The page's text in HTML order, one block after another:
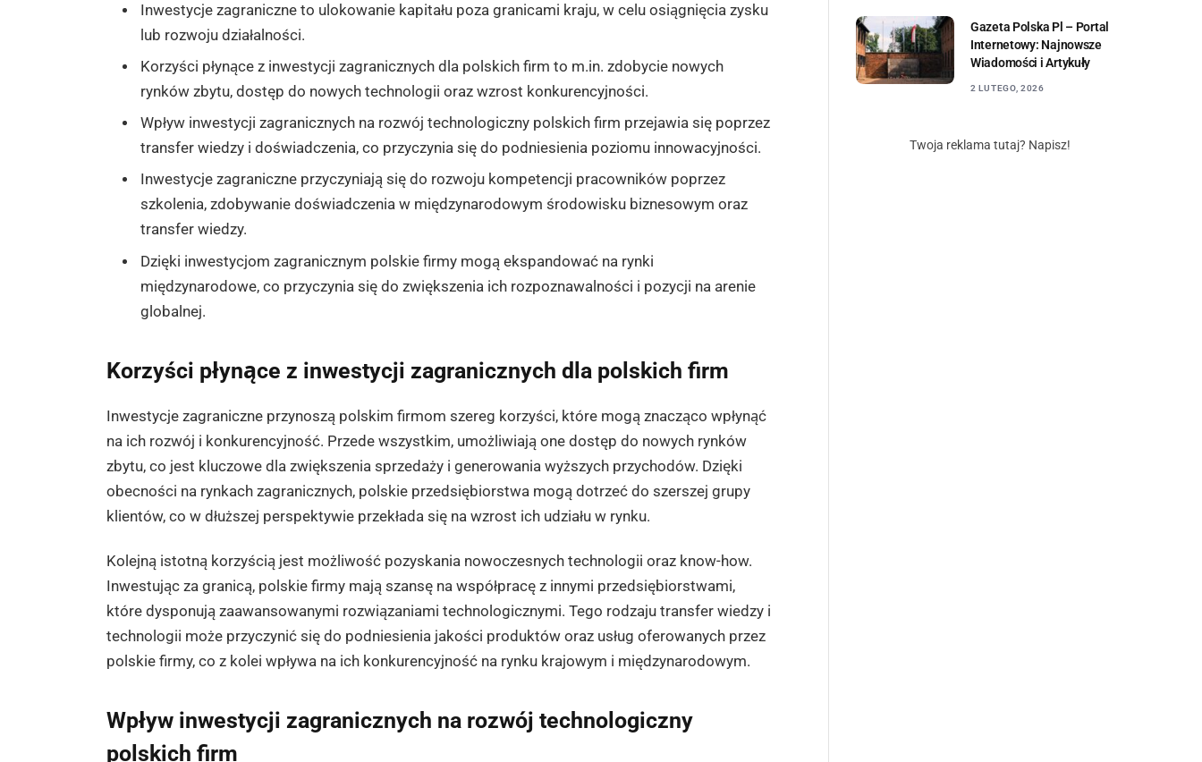
Inwestycje zagraniczne to ulokowanie kapitału poza granicami kraju, w celu osiągnięcia zysku
lub rozwoju działalności.
Korzyści płynące z inwestycji zagranicznych dla polskich firm to m.in. zdobycie nowych
rynków zbytu, dostęp do nowych technologii oraz wzrost konkurencyjności.
Wpływ inwestycji zagranicznych na rozwój technologiczny polskich firm przejawia się poprzez
transfer wiedzy i doświadczenia, co przyczynia się do podniesienia poziomu innowacyjności.
Inwestycje zagraniczne przyczyniają się do rozwoju kompetencji pracowników poprzez
szkolenia, zdobywanie doświadczenia w międzynarodowym środowisku biznesowym oraz
transfer wiedzy.
Dzięki inwestycjom zagranicznym polskie firmy mogą ekspandować na rynki
międzynarodowe, co przyczynia się do zwiększenia ich rozpoznawalności i pozycji na arenie
globalnej.
Korzyści płynące z inwestycji zagranicznych dla polskich firm
Inwestycje zagraniczne przynoszą polskim firmom szereg korzyści, które mogą znacząco wpłynąć
na ich rozwój i konkurencyjność. Przede wszystkim, umożliwiają one dostęp do nowych rynków
zbytu, co jest kluczowe dla zwiększenia sprzedaży i generowania wyższych przychodów. Dzięki
obecności na rynkach zagranicznych, polskie przedsiębiorstwa mogą dotrzeć do szerszej grupy
klientów, co w dłuższej perspektywie przekłada się na wzrost ich udziału w rynku.
Kolejną istotną korzyścią jest możliwość pozyskania nowoczesnych technologii oraz know-how.
Inwestując za granicą, polskie firmy mają szansę na współpracę z innymi przedsiębiorstwami,
które dysponują zaawansowanymi rozwiązaniami technologicznymi. Tego rodzaju transfer wiedzy i
technologii może przyczynić się do podniesienia jakości produktów oraz usług oferowanych przez
polskie firmy, co z kolei wpływa na ich konkurencyjność na rynku krajowym i międzynarodowym.
Wpływ inwestycji zagranicznych na rozwój technologiczny
polskich firm
Gazeta Polska Pl – Portal
Internetowy: Najnowsze
Wiadomości i Artykuły
2 LUTEGO, 2026
Twoja reklama tutaj? Napisz!